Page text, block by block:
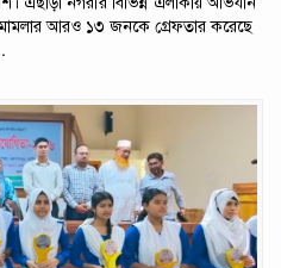
মামলার আরও ১৩ জনকে গ্রেফতার করেছে